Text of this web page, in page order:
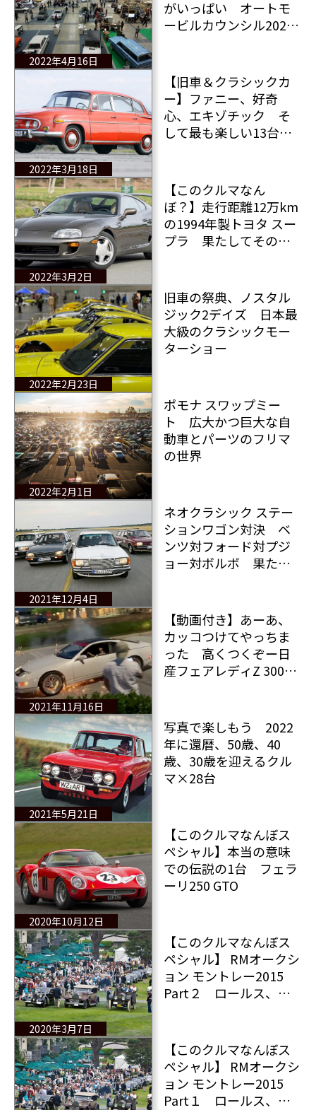
2022年4月16日
がいっぱい オートモ
ービルカウンシル2022
2022年3月18日
【旧車＆クラシックカ
ー】ファニー、好奇
心、エキゾチック そ
して最も楽しい13台の
2022年3月2日
【このクルマなん
ぼ？】走行距離12万km
の1994年製トヨタ スー
プラ 果たしてその落
2022年2月23日
旧車の祭典、ノスタル
ジック2デイズ 日本最
大級のクラシックモー
ターショー
2022年2月1日
ポモナ スワップミー
ト 広大かつ巨大な自
動車とパーツのフリマ
の世界
2021年12月4日
ネオクラシック ステー
ションワゴン対決 ベ
ンツ対フォード対プジ
ョー対ボルボ 果たし
2021年11月16日
【動画付き】あーあ、
カッコつけてやっちま
った 高くつくぞー日
産フェアレディZ 300ZX
2021年5月21日
写真で楽しもう 2022
年に還暦、50歳、40
歳、30歳を迎えるクル
マ×28台
2020年10月12日
【このクルマなんぼス
ペシャル】本当の意味
での伝説の1台 フェラ
ーリ250 GTO
2020年3月7日
【このクルマなんぼス
ペシャル】 RMオークシ
ョン モントレー2015
Part２ ロールス、フ
本の名車も出てくるよ
ー！
【このクルマなんぼス
ペシャル】 RMオークシ
ョン モントレー2015
Part１ ロールス、フ